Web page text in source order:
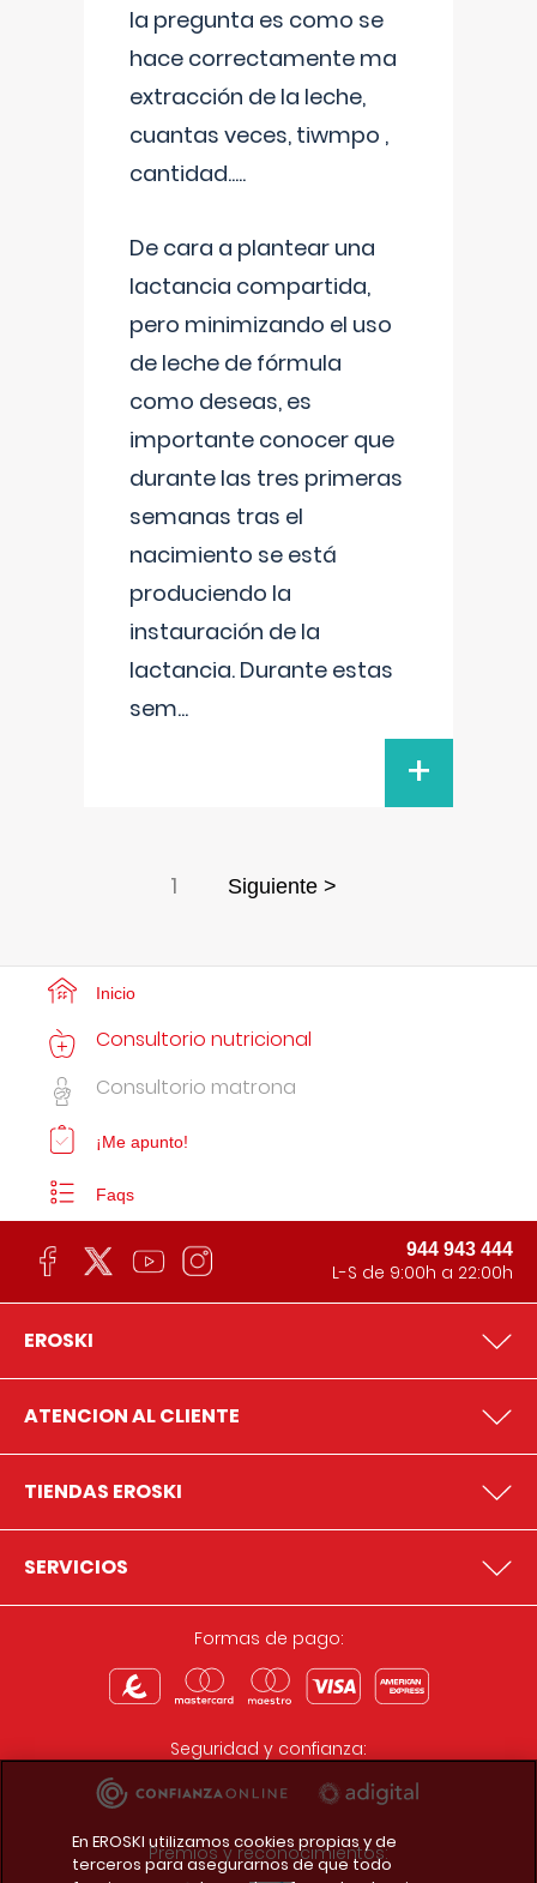
la pregunta es como se
hace correctamente ma
extracción de la leche,
cuantas veces, tiwmpo ,
cantidad.....
De cara a plantear una
lactancia compartida,
pero minimizando el uso
de leche de fórmula
como deseas, es
importante conocer que
durante las tres primeras
semanas tras el
nacimiento se está
produciendo la
instauración de la
lactancia. Durante estas
sem...
+
1 Siguiente >
Inicio
Consultorio nutricional
Consultorio matrona
¡Me apunto!
Faqs
944 943 444
L-S de 9:00h a 22:00h
EROSKI
ATENCION AL CLIENTE
TIENDAS EROSKI
SERVICIOS
Formas de pago:
Seguridad y confianza:
Premios y reconocimientos:
En EROSKI utilizamos cookies propias y de
terceros para asegurarnos de que todo